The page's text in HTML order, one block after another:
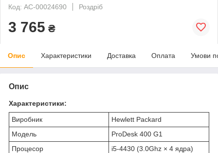
Код: AC-00024690
Роздріб
3 765 ₴
Опис Характеристики Доставка Оплата Умови
Опис
Характеристики:
Виробник
Hewlett Packard
Модель
ProDesk 400 G1
Процесор
i5-4430 (3.0Ghz × 4 ядра)